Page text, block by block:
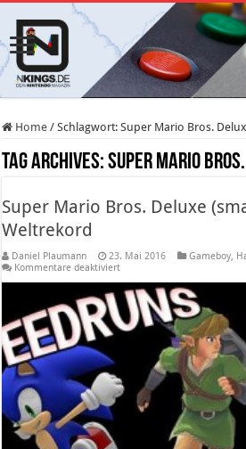
Home / Schlagwort:Super Mario Bros.
Tag Archives:Super Mario
Super Mario Bros. Deluxe
Weltrekord
Daniel Plaumann 23. Mai 2016 Gameboy,
Kommentare deaktiviertfür
Mario
Bros.
Deluxe
(small
fire)
Weltrekord